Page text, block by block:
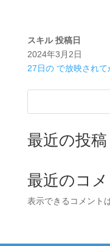
スキル 投稿日
2024年3月2日
27日の で放映され
最近の投稿
最近のコメ
表示できるコメント